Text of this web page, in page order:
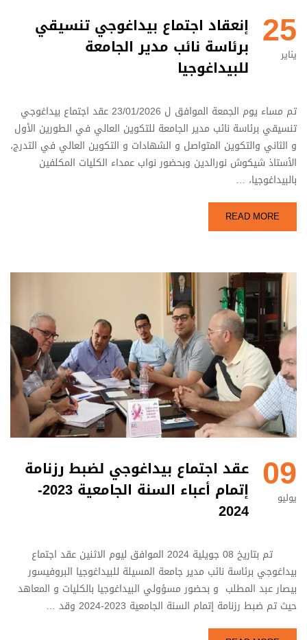
25
يناير
إنعقاد اجتماع بيداغوجي تنسيقي
برئاسة نائب مدير الجامعة
للبيداغوجيا
تم مساء يوم الجمعة الموافق ل 23/01/2026 عقد اجتماع بيداغوجي
تنسيقي برئاسة نائب مدير الجامعة للتكوين العالي في الطورين الأول
و الثاني والتكوين المتواصل و الشهادات و التكوين العالي في التدرج،
الأستاذ شيكوش نورالدين وبحضور نواب عمداء الكليات المكلفين
بالبيداغوجيا، …
READ MORE
09
يوليو
عقد اجتماع بيداغوجي لضبط رزنامة
إتمام أعباء السنة الجامعية 2023-
2024
تم بتاريخ 08 جويلية 2024 الموافق ليوم الاثنين عقد اجتماع
بيداغوجي برئاسة نائب مدير جامعة المسيلة للبيداغوجيا البروفيسور
بيصار عبد المطلب و بحضور مسؤولي البيداغوجيا بالكليات و المعاهد
حيث تم ضبط رزنامة إتمام السنة الجامعية 2023-2024 وقد …